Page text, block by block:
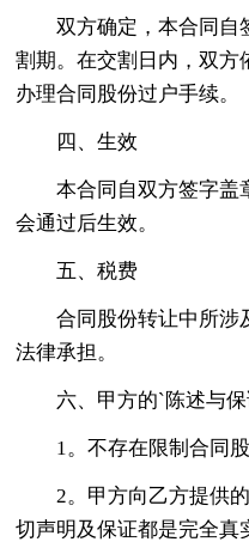
双方确定，本合同自
割期。在交割日内，双方
办理合同股份过户手续。
四、生效
本合同自双方签字盖
会通过后生效。
五、税费
合同股份转让中所涉
法律承担。
六、甲方的`陈述与保
1。不存在限制合同股
2。甲方向乙方提供的
切声明及保证都是完全真